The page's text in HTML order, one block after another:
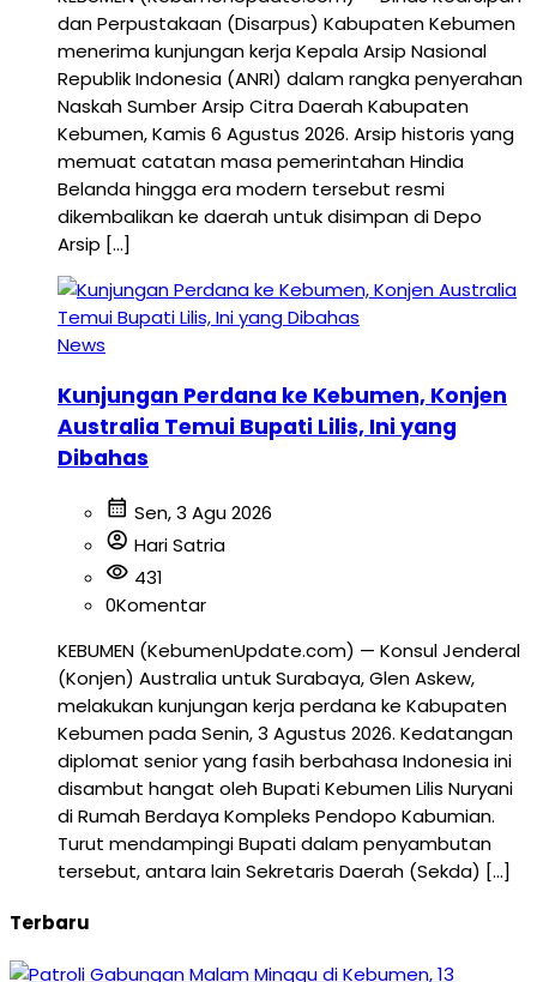
dan Perpustakaan (Disarpus) Kabupaten Kebumen
menerima kunjungan kerja Kepala Arsip Nasional
Republik Indonesia (ANRI) dalam rangka penyerahan
Naskah Sumber Arsip Citra Daerah Kabupaten
Kebumen, Kamis 6 Agustus 2026. Arsip historis yang
memuat catatan masa pemerintahan Hindia
Belanda hingga era modern tersebut resmi
dikembalikan ke daerah untuk disimpan di Depo
Arsip […]
News
Kunjungan Perdana ke Kebumen, Konjen
Australia Temui Bupati Lilis, Ini yang
Dibahas
calendar_month Sen, 3 Agu 2026
account_circle Hari Satria
visibility 431
0Komentar
KEBUMEN (KebumenUpdate.com) — Konsul Jenderal
(Konjen) Australia untuk Surabaya, Glen Askew,
melakukan kunjungan kerja perdana ke Kabupaten
Kebumen pada Senin, 3 Agustus 2026. Kedatangan
diplomat senior yang fasih berbahasa Indonesia ini
disambut hangat oleh Bupati Kebumen Lilis Nuryani
di Rumah Berdaya Kompleks Pendopo Kabumian.
Turut mendampingi Bupati dalam penyambutan
tersebut, antara lain Sekretaris Daerah (Sekda) […]
Terbaru